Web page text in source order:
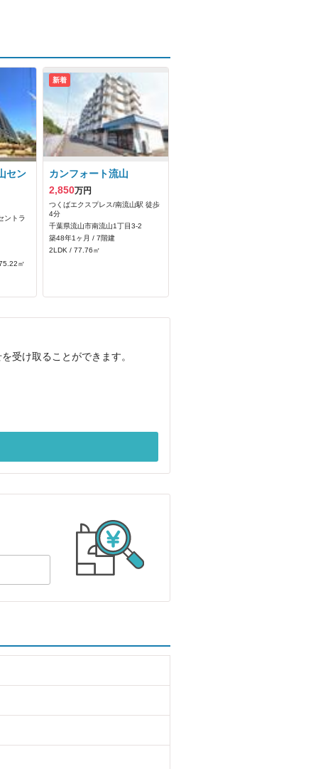
セン
ントラ
㎡
新着
カンフォート流山
2,850万円
つくばエクスプレス/南流山駅 徒歩
4分
千葉県流山市南流山1丁目3-2
築48年1ヶ月 / 7階建
2LDK / 77.76㎡
受け取ることができます。